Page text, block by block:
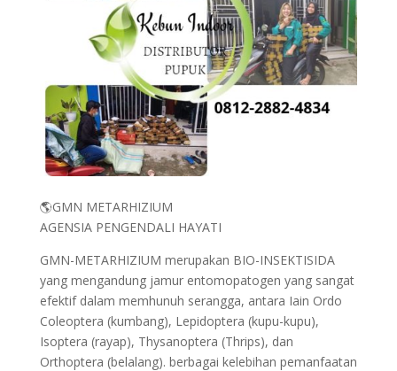
🌎GMN METARHIZIUM
AGENSIA PENGENDALI HAYATI
GMN-METARHIZIUM merupakan BIO-INSEKTISIDA
yang mengandung jamur entomopatogen yang sangat
efektif dalam memhunuh serangga, antara Iain Ordo
Coleoptera (kumbang), Lepidoptera (kupu-kupu),
Isoptera (rayap), Thysanoptera (Thrips), dan
Orthoptera (belalang). berbagai kelebihan pemanfaatan